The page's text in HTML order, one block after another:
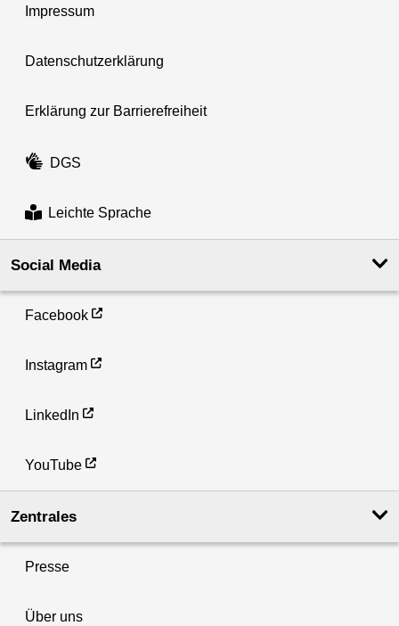
Impressum
Datenschutzerklärung
Erklärung zur Barrierefreiheit
DGS
Leichte Sprache
Social Media
Facebook
Instagram
LinkedIn
YouTube
Zentrales
Presse
Über uns